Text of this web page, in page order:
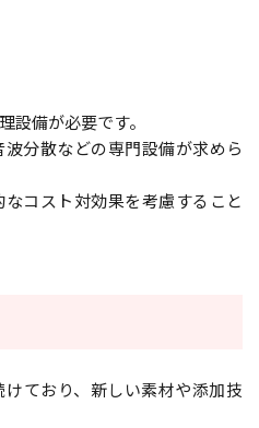
設備が必要です。
分散などの専門設備が求めら
コスト対効果を考慮すること
ており、新しい素材や添加技